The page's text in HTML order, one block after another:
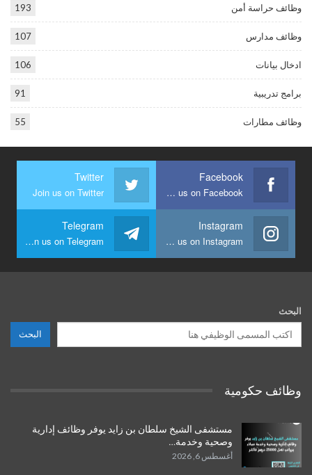
وظائف حراسة أمن 193
وظائف مدارس 107
ادخال بيانات 106
برامج تدريبية 91
وظائف مطارات 55
Facebook
Join us on Facebook
Twitter
Join us on Twitter
Instagram
Join us on Instagram
Telegram
Join us on Telegram
البحث
البحث
وظائف حكومية
مستشفى الشيخ سلطان بن زايد يوفر وظائف إدارية
وصحية وخدمة…
أغسطس 6, 2026